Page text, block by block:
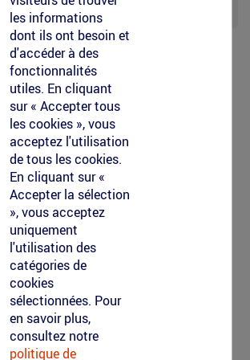
les informations
dont ils ont besoin et
d'accéder à des
fonctionnalités
utiles. En cliquant
sur « Accepter tous
les cookies », vous
acceptez l'utilisation
de tous les cookies.
En cliquant sur «
Accepter la sélection
», vous acceptez
uniquement
l'utilisation des
catégories de
cookies
sélectionnées. Pour
en savoir plus,
consultez notre
politique de
événementiel
ET DÉPOSE DES MARQUAGES
chargeons aussi du nettoyage des
Avec nos camions tout équipés et
insonorisés, nous pouvons retirer et
un temps record tous les marquages à
la fin de l’événement.
nous
projet et vous souhaitez le chiffrer ?